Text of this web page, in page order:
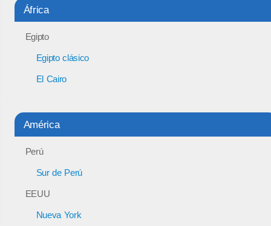
África
Egipto
Egipto clásico
El Cairo
América
Perú
Sur de Perú
EEUU
Nueva York